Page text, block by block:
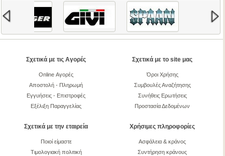
Σχετικά με τις Αγορές
Online Αγορές
Αποστολή - Πληρωμή
Εγγυήσεις - Επιστροφές
Εξέλιξη Παραγγελίας
Σχετικά με το site μας
Όροι Χρήσης
Συμβουλές Αναζήτησης
Συνήθεις Ερωτήσεις
Προστασία Δεδομένων
Σχετικά με την εταιρεία
Ποιοί είμαστε
Τιμολογιακή πολιτική
Χρήσιμες πληροφορίες
Ασφάλεια & κράνος
Συντήρηση κράνους